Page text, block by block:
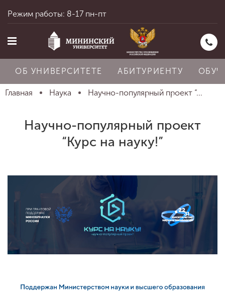
Главная
Абитуриенту
Обучение
Режим работы: 8-17 пн-пт
ОБ УНИВЕРСИТЕТЕ АБИТУРИЕНТУ
Главная Наука Научно-популярный проект “...
Научно-популярный проект
“Курс на науку!”